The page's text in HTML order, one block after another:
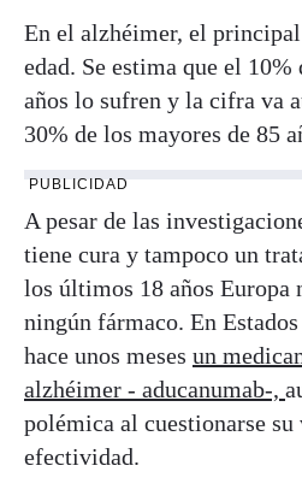
En el alzhéimer, el
edad. Se estima que el
años lo sufren y la cifra va
30% de los mayores de 85
PUBLICIDAD
A pesar de las
tiene cura y tampoco un
los últimos 18 años Europa
ningún fármaco. En
hace unos meses un
alzhéimer - aducanumab-,
polémica al cuestionarse su
efectividad.